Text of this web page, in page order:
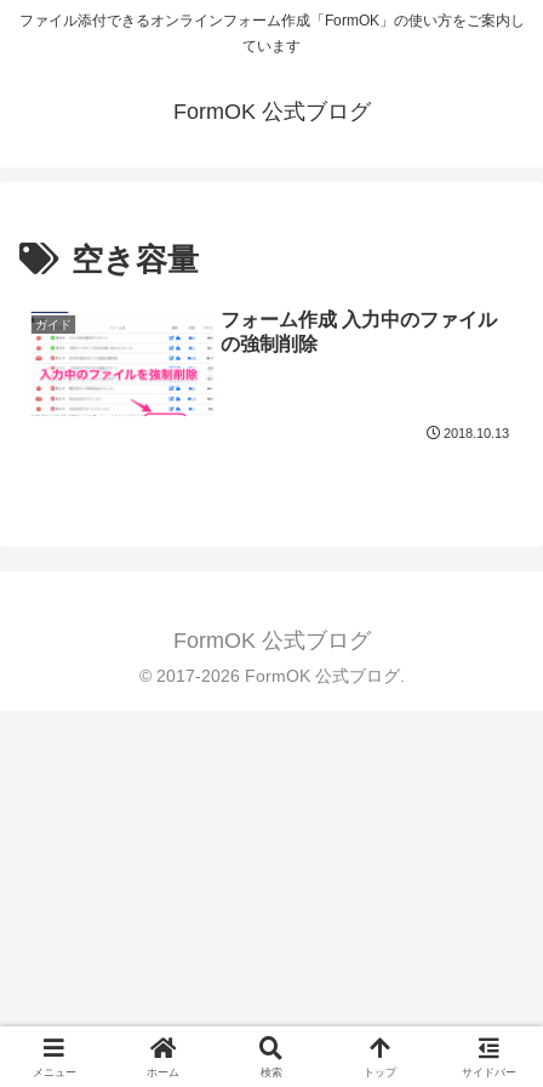
ファイル添付できるオンラインフォーム作成「FormOK」の使い方をご案内し
ています
FormOK 公式ブログ
空き容量
ガイド
フォーム作成 入力中のファイル
の強制削除
2018.10.13
FormOK 公式ブログ
© 2017-2026 FormOK 公式ブログ.
メニュー ホーム 検索 トップ サイドバー